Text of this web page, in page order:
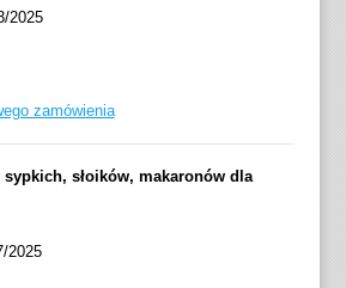
2025
zamówienia
sypkich, słoików, makaronów dla
2025